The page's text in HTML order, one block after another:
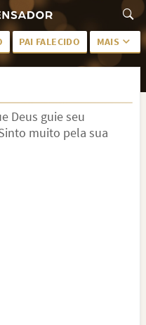
PAI FALECIDO MAIS
PALAVRAS
DESCANSE EM PAZ
Deus guie seu
muito pela sua